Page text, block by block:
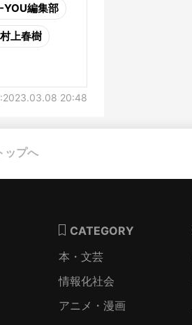
YOU編集部
村上春樹
:2023.03.08 20:48
ップへ
CATEGORY
本・文芸
情報化社会
アニメ・漫画